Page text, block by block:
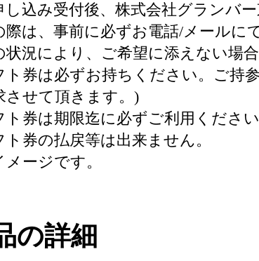
込み受付後、株式会社グランバ
は、事前に必ずお電話/メールに
況により、ご希望に添えない場合
券は必ずお持ちください。ご持
させて頂きます。)
券は期限迄に必ずご利用くださ
券の払戻等は出来ません。
ージです。
の詳細